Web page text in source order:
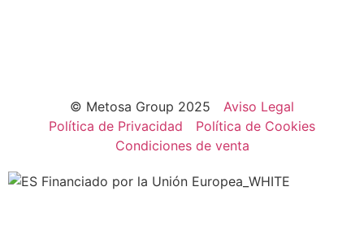
© Metosa Group 2025
Aviso Legal
Política de Privacidad
Política de Cookies
Condiciones de venta